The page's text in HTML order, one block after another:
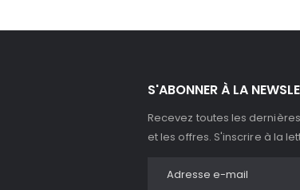
S'ABONNER À LA
Recevez toutes les
et les offres. S'inscrire à la